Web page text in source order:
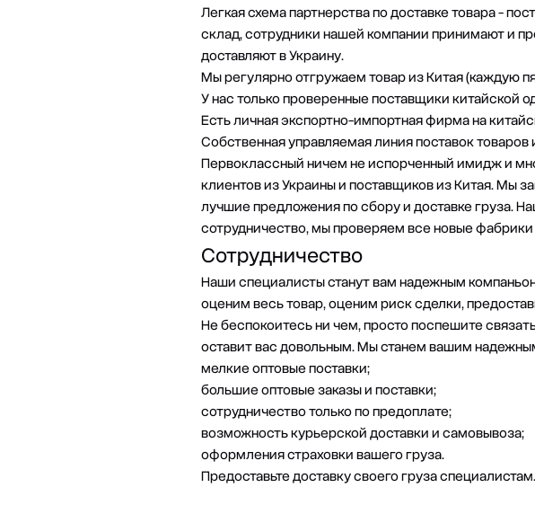
Легкая схема партнерства по доставке товара -
склад, сотрудники нашей компании принимают и
доставляют в Украину.
Мы регулярно отгружаем товар из Китая (каждую
У нас только проверенные поставщики китайской
Есть личная экспортно-импортная фирма на
Собственная управляемая линия поставок товаров
Первоклассный ничем не испорченный имидж и
клиентов из Украины и поставщиков из Китая. Мы
лучшие предложения по сбору и доставке груза.
сотрудничество, мы проверяем все новые
Сотрудничество
Наши специалисты станут вам надежным
оценим весь товар, оценим риск сделки,
Не беспокоитесь ни чем, просто поспешите
оставит вас довольным. Мы станем вашим
мелкие оптовые поставки;
большие оптовые заказы и поставки;
сотрудничество только по предоплате;
возможность курьерской доставки и самовывоза;
оформления страховки вашего груза.
Предоставьте доставку своего груза